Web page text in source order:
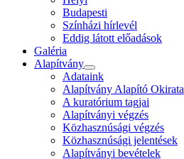
Budapesti
Színházi hírlevél
Eddig látott előadások
Galéria
Alapítvány
Adataink
Alapítvány Alapító Okirata
A kuratórium tagjai
Alapítványi végzés
Közhasznúsági végzés
Közhasznúsági jelentések
Alapítványi bevételek